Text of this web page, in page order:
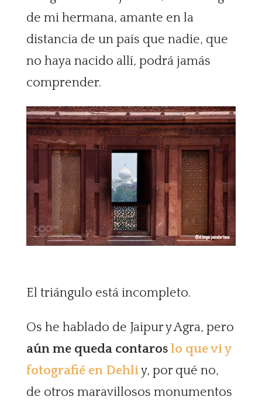
de mi hermana, amante en la
distancia de un país que nadie, que
no haya nacido allí, podrá jamás
comprender.
El triángulo está incompleto.
Os he hablado de Jaipur y Agra, pero
aún me queda contaros lo que vi y
fotografié en Dehliy, por qué no,
de otros maravillosos monumentos